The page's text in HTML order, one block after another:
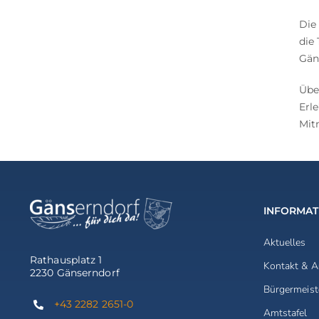
die
Rathausplatz 1
2230 Gänserndorf
+43 2282 2651-0
Aktuelles
Kontakt &
Amtstafel